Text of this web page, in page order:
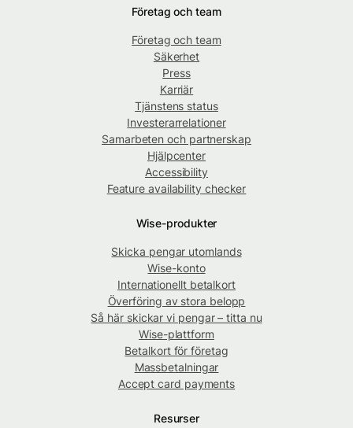
Företag och team
Företag och team
Säkerhet
Press
Karriär
Tjänstens status
Investerarrelationer
Samarbeten och partnerskap
Hjälpcenter
Accessibility
Feature availability checker
Wise-produkter
Skicka pengar utomlands
Wise-konto
Internationellt betalkort
Överföring av stora belopp
Så här skickar vi pengar – titta nu
Wise-plattform
Betalkort för företag
Massbetalningar
Accept card payments
Resurser